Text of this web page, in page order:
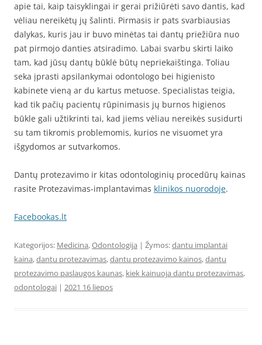
apie tai, kaip taisyklingai ir gerai prižiūrėti savo dantis, kad
vėliau nereikėtų jų šalinti. Pirmasis ir pats svarbiausias
dalykas, kuris jau ir buvo minėtas tai dantų priežiūra nuo
pat pirmojo danties atsiradimo. Labai svarbu skirti laiko
tam, kad jūsų dantų būklė būtų nepriekaištinga. Toliau
seka įprasti apsilankymai odontologo bei higienisto
kabinete vieną ar du kartus metuose. Specialistas teigia,
kad tik pačių pacientų rūpinimasis jų burnos higienos
būkle gali užtikrinti tai, kad jiems vėliau nereikės susidurti
su tam tikromis problemomis, kurios ne visuomet yra
išgydomos ar sutvarkomos.
Dantų protezavimo ir kitas odontologinių procedūrų kainas
rasite Protezavimas-implantavimas klinikos nuorodoje.
Facebookas.lt
Kategorijos: Medicina,Odontologija | Žymos:dantu implantai
kaina,dantu protezavimas,dantu protezavimo kainos,dantu
protezavimo paslaugos kaunas, kiek kainuoja dantu protezavimas,
odontologai | 2021 16 liepos